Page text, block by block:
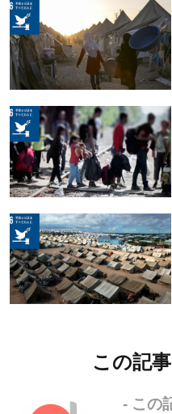
この記
- この